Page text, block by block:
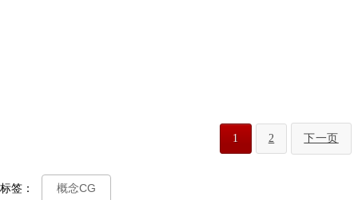
1 2 下一页
标签： 概念CG